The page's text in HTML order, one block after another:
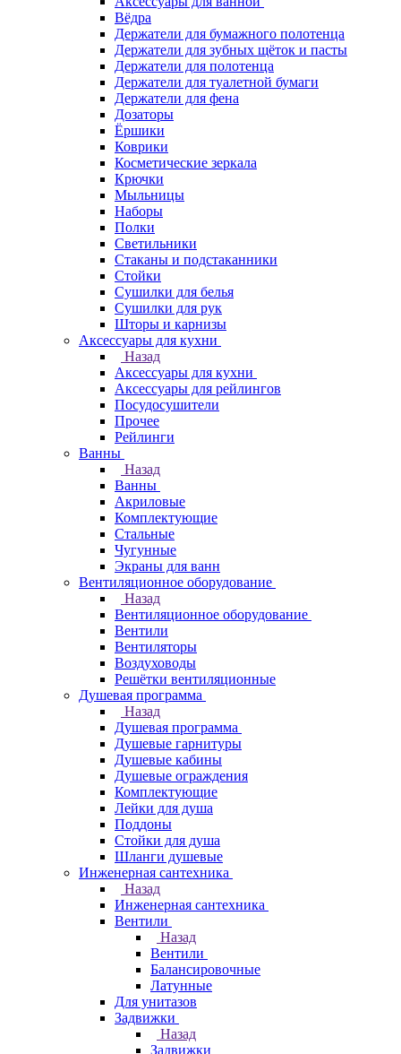
Вёдра
Держатели для бумажного полотенца
Держатели для зубных щёток и пасты
Держатели для полотенца
Держатели для туалетной бумаги
Держатели для фена
Дозаторы
Ёршики
Коврики
Косметические зеркала
Крючки
Мыльницы
Наборы
Полки
Светильники
Стаканы и подстаканники
Стойки
Сушилки для белья
Сушилки для рук
Шторы и карнизы
Аксессуары для кухни
Назад
Аксессуары для кухни
Аксессуары для рейлингов
Посудосушители
Прочее
Рейлинги
Ванны
Назад
Ванны
Акриловые
Комплектующие
Стальные
Чугунные
Экраны для ванн
Вентиляционное оборудование
Назад
Вентиляционное оборудование
Вентили
Вентиляторы
Воздуховоды
Решётки вентиляционные
Душевая программа
Назад
Душевая программа
Душевые гарнитуры
Душевые кабины
Душевые ограждения
Комплектующие
Лейки для душа
Поддоны
Стойки для душа
Шланги душевые
Инженерная сантехника
Назад
Инженерная сантехника
Вентили
Назад
Вентили
Балансировочные
Латунные
Для унитазов
Задвижки
Назад
Задвижки